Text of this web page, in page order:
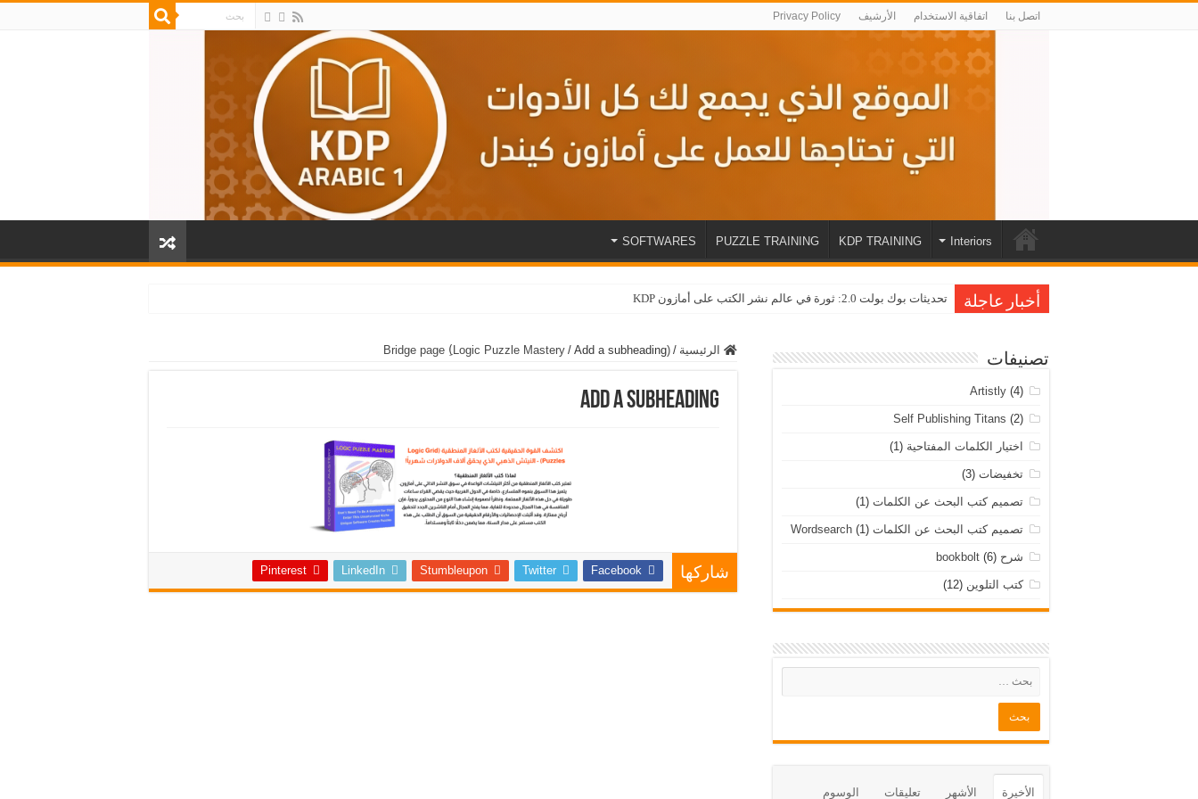
اتصل بنا اتفاقية الاستخدام الأرشيف Privacy Policy
Interiors
KDP TRAINING
PUZZLE TRAINING
SOFTWARES
أخبار عاجلة تحديثات بوك بولت 2.0: ثورة في عالم نشر الكتب على أمازون KDP
الرئيسية / (Bridge page (ِLogic Puzzle Mastery / Add a subheading
Add a subheading
شاركها Facebook
Twitter
Stumbleupon
LinkedIn
Pinterest
تصنيفات
Artistly (4)
Self Publishing Titans (2)
اختيار الكلمات المفتاحية (1)
تخفيضات(3)
تصميم كتب البحث عن الكلمات(1)
تصميم كتب البحث عن الكلمات Wordsearch (1)
شرح bookbolt (6)
كتب التلوين (12)
الأخيرة الأشهر تعليقات الوسوم